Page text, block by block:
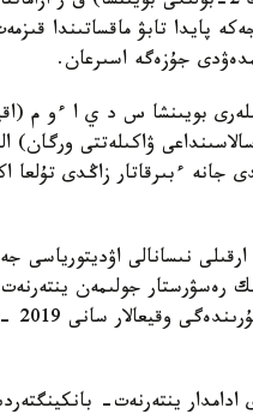
پايدا تابۋ ماقساتىندا قىزمەت
جۇزەگە اسىرعان.
بويىنشا س د ي ا ءو م
ۋاكىلەتتى ورگان)
تىكەلەي قاتىسۋى بارىسىندا 30 لاۋازىمدى جانە ءبىرقاتار
نىسانالى اۋديتورياسى
رەسۋرستار جولىمەن
ادامدار ينتەرنەت-